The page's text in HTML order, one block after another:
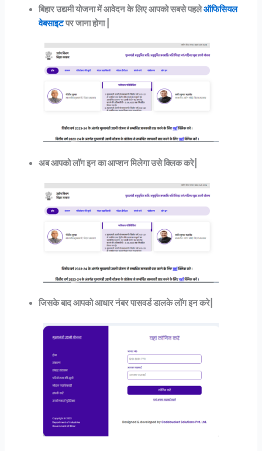
बिहार उद्यमी योजना में आवेदन के लिए आपको सबसे पहलेऑफिसियल
वेबसाइटपर जाना होगा |
अब आपको लॉग इन का आप्शन मिलेगा उसे क्लिक करे|
जिसके बाद आपको आधार नंबर पासवर्ड डालके लॉग इन करे|